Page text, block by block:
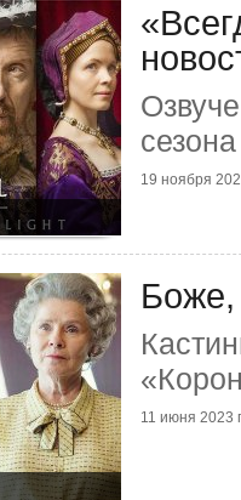
19 ноября
Боже,
11 июня 2023